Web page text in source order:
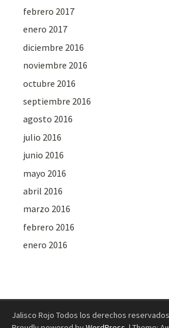
febrero 2017
enero 2017
diciembre 2016
noviembre 2016
octubre 2016
septiembre 2016
agosto 2016
julio 2016
junio 2016
mayo 2016
abril 2016
marzo 2016
febrero 2016
enero 2016
Jalisco Rojo Todos los derechos